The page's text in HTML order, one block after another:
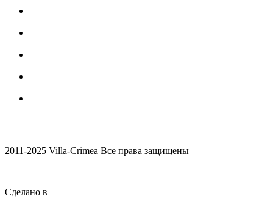
2011-2025 Villa-Crimea Все права защищены
Сделано в